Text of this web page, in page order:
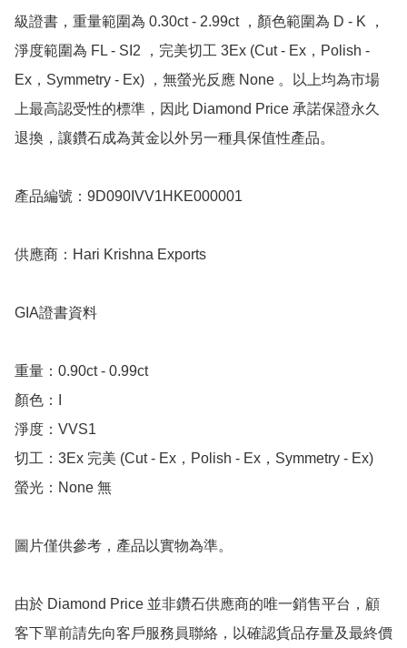
級證書，重量範圍為 0.30ct - 2.99ct ，顏色範圍為 D - K ，
淨度範圍為 FL - SI2 ，完美切工 3Ex (Cut - Ex，Polish -
Ex，Symmetry - Ex) ，無螢光反應 None 。以上均為市場
上最高認受性的標準，因此 Diamond Price 承諾保證永久
退換，讓鑽石成為黃金以外另一種具保值性產品。
產品編號：9D090IVV1HKE000001
供應商：Hari Krishna Exports
GIA證書資料
重量：0.90ct - 0.99ct
顏色：I
淨度：VVS1
切工：3Ex 完美 (Cut - Ex，Polish - Ex，Symmetry - Ex)
螢光：None 無
圖片僅供參考，產品以實物為準。
由於 Diamond Price 並非鑽石供應商的唯一銷售平台，顧
客下單前請先向客戶服務員聯絡，以確認貨品存量及最終價